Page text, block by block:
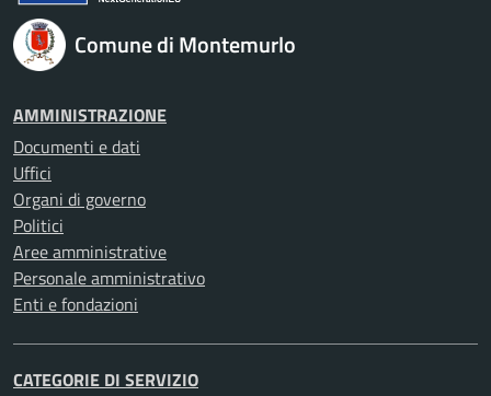
Comune di Montemurlo
AMMINISTRAZIONE
Documenti e dati
Uffici
Organi di governo
Politici
Aree amministrative
Personale amministrativo
Enti e fondazioni
CATEGORIE DI SERVIZIO